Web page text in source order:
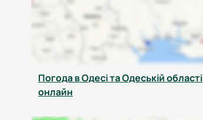
Погода в Одесі та Одеській області
онлайн